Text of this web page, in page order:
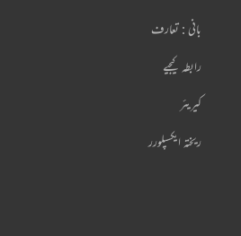
بانی : تعارف
رابطہ کیجیے
کیریئر
ریختہ ایکسپلورر